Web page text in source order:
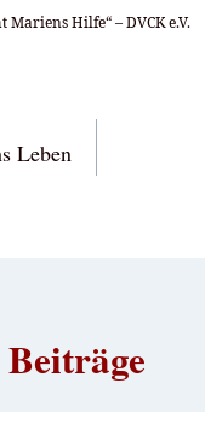
Hilfe“ – DVCK e.V.
Leben